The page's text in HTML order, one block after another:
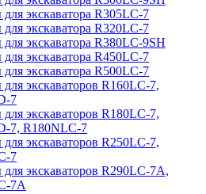
экскаватора R305LC-7
экскаватора R320LC-7
экскаватора R380LC-9SH
экскаватора R450LC-7
экскаватора R500LC-7
экскаваторов R160LC-7,
7
экскаваторов R180LC-7,
7, R180NLC-7
экскаваторов R250LC-7,
7
экскаваторов R290LC-7A,
7A